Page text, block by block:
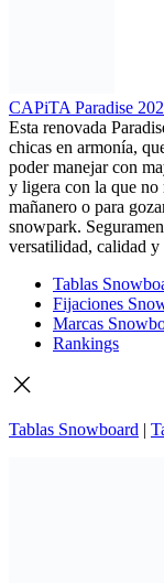
CAPiTA Paradise
Esta renovada
chicas en armonía,
poder manejar con
y ligera con la que no
mañanero o para
snowpark.
versatilidad, calidad y
Tablas
Fijaciones
Marcas
Rankings
Tablas Snowboard |